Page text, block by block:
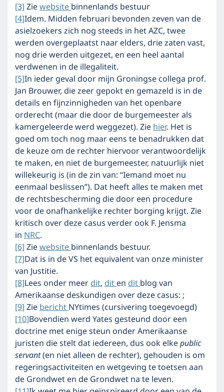
[3]Ziewebsitebinnenlands bestuur
[4]Idem. Midden februari bevonden zeven van de
asielzoekers zich nog steeds in het AZC, twee
werden overgeplaatst naar elders, drie zaten vast,
nog drie werden uitgezet, en een heel aantal
verdwenen in de illegaliteit.
[5]In ieder geval door mijn Groningse collega prof.
Jan Brouwer, die zeer gepokt en gemazeld is in de
details en fijnzinnigheden van het openbare
orderecht (maar die door de burgemeester als
kamergeleerde werd weggezet). Ziehier. Het is
goed om toch nog maar eens te benadrukken dat
de keuze om de rechter hiervoor verantwoordelijk
te maken, en niet de burgemeester, natuurlijk niet
willekeurig is (in de zin van: “Iemand moet nu
eenmaal beslissen”). Dat heeft alles te maken met
de rechtsbescherming die door een procedure
voor de onafhankelijke rechter borging krijgt. Zie
kritisch over deze casus verder ook F. Jensma
inNRC.
[6]Ziewebsitebinnenlands bestuur.
[7]Dat is in de VS het equivalent van onze minister
van Justitie.
[8]Lees onder meerdit,ditenditblog van
Amerikaanse deskundigen over deze casus: ;
[9]ZieberichtNYtimes (cursivering toegevoegd)
[10]Bovendien werd Yates gesteund door een
doctrine met enige steun onder Amerikaanse
juristen die stelt dat iedereen, dus ook elkepublic
servant(en niet alleen de rechter), gehouden is om
regeringsactiviteiten en wetgeving te toetsen aan
de Grondwet en de Grondwet na te leven.